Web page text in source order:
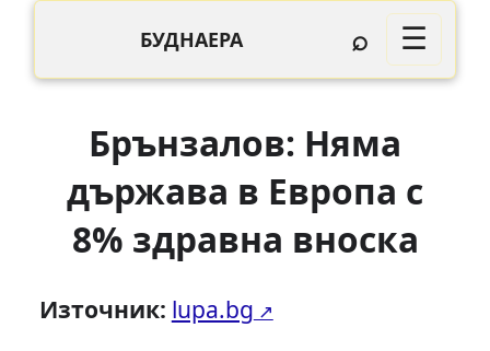
БУДНАЕРА ⌕ ☰
Брънзалов: Няма
държава в Европа с
8% здравна вноска
Източник: lupa.bg